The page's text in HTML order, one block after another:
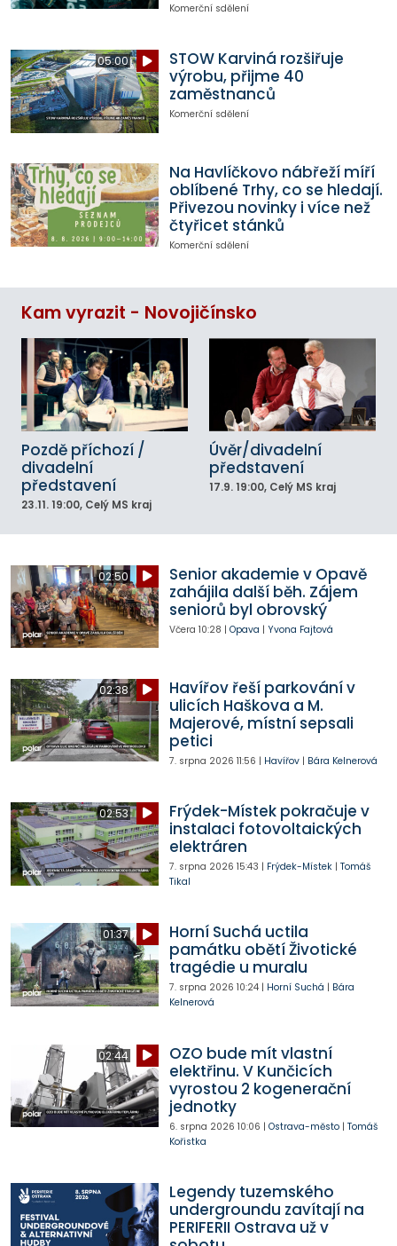
Komerční sdělení
05:00
STOW Karviná rozšiřuje
výrobu, přijme 40
zaměstnanců
Komerční sdělení
Na Havlíčkovo nábřeží míří
oblíbené Trhy, co se hledají.
Přivezou novinky i více než
čtyřicet stánků
Komerční sdělení
Kam vyrazit - Novojičínsko
Pozdě příchozí /
divadelní
představení
23.11. 19:00, Celý MS kraj
Úvěr/divadelní
představení
17.9. 19:00, Celý MS kraj
02:50
Senior akademie v Opavě
zahájila další běh. Zájem
seniorů byl obrovský
Včera 10:28 | Opava | Yvona Fajtová
02:38
Havířov řeší parkování v
ulicích Haškova a M.
Majerové, místní sepsali
petici
7. srpna 2026 11:56 | Havířov| Bára Kelnerová
02:53
Frýdek-Místek pokračuje v
instalaci fotovoltaických
elektráren
7. srpna 2026 15:43 | Frýdek-Místek| Tomáš
Tikal
01:37
Horní Suchá uctila
památku obětí Životické
tragédie u muralu
7. srpna 2026 10:24| Horní Suchá | Bára
Kelnerová
02:44
OZO bude mít vlastní
elektřinu. V Kunčicích
vyrostou 2 kogenerační
jednotky
6. srpna 2026 10:06 | Ostrava-město| Tomáš
Kořistka
Legendy tuzemského
undergroundu zavítají na
PERIFERII Ostrava už v